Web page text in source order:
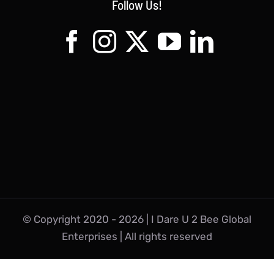
Follow Us!
© Copyright 2020 - 2026 | I Dare U 2 Bee Global
Enterprises | All rights reserved